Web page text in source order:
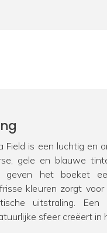
Field is een luchtig en
gele en blauwe
geven het boeket
kleuren zorgt
uitstraling.
sfeer creëert in